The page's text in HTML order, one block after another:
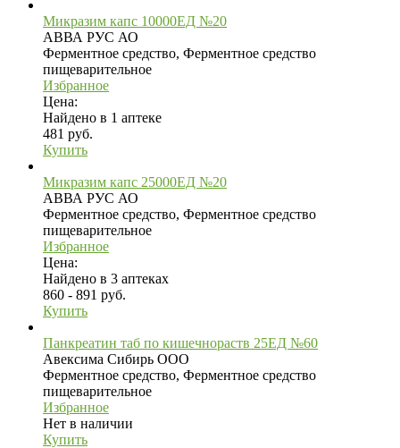
Микразим капс 10000ЕД №20
АВВА РУС АО
Ферментное средство, Ферментное средство
пищеварительное
Избранное
Цена:
Найдено в 1 аптеке
481 руб.
Купить
Микразим капс 25000ЕД №20
АВВА РУС АО
Ферментное средство, Ферментное средство
пищеварительное
Избранное
Цена:
Найдено в 3 аптеках
860 - 891 руб.
Купить
Панкреатин таб по кишечнораств 25ЕД №60
Авексима Сибирь ООО
Ферментное средство, Ферментное средство
пищеварительное
Избранное
Нет в наличии
Купить